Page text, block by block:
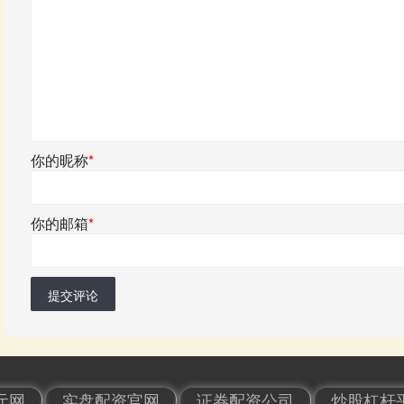
你的昵称*
你的邮箱*
提交评论
网 实盘配资官网 证券配资公司 炒股杠杆